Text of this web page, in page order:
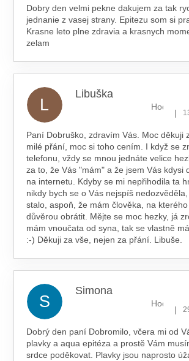
Dobry den velmi pekne dakujem za tak
jednanie z vasej strany. Epitezu som si
Krasne leto plne zdravia a krasnych
zelam
L
Libuška
|
Paní Dobruško, zdravím Vás. Moc děkuji
milé přání, moc si toho cením. I když se
telefonu, vždy se mnou jednáte velice
za to, že Vás "mám" a že jsem Vás kdysi
na internetu. Kdyby se mi nepřihodila ta
nikdy bych se o Vás nejspíš
stalo, aspoň, že mám člověka, na
důvěrou obrátit. Mějte se moc hezky, já
mám vnoučata od syna, tak se vlastně
:-) Děkuji za vše, nejen za přání. Libuše.
S
Simona
|
Dobrý den paní Dobromilo, včera mi od
plavky a aqua epitéza a prostě Vám
srdce poděkovat. Plavky jsou naprosto